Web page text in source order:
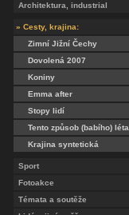
Architektura, industrial
» Cesty, krajina:
Zimní Jižní Čechy
Dovolená 2007
Koniny
Emma after
Stopy lidí
Tento způsob (babího) léta
Krajina syntetická
Sport
Fotoakce
Témata a soutěže